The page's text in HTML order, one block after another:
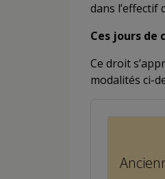
dans l’effectif
Ces jours de
Ce droit
modalités ci-